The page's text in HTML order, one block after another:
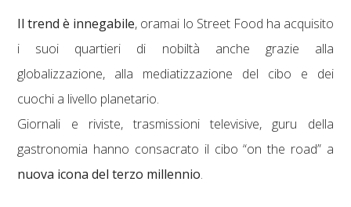
Il trend è innegabile, oramai lo Street Food ha acquisito
i suoi quartieri di nobiltà anche grazie alla
globalizzazione, alla mediatizzazione del cibo e dei
cuochi a livello planetario.
Giornali e riviste, trasmissioni televisive, guru della
gastronomia hanno consacrato il cibo “on the road” a
nuova icona del terzo millennio.